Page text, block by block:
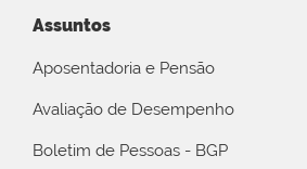
Assuntos
Aposentadoria e Pensão
Avaliação de Desempenho
Boletim de Pessoas - BGP